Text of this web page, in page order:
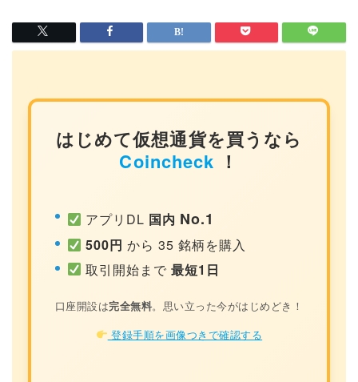
はじめて仮想通貨を買うなら
Coincheck ！
アプリDL 国内 No.1
500円 から 35 銘柄を購入
取引開始まで最短1日
口座開設は完全無料。思い立った今がはじめどき！
登録手順を画像つきで確認する